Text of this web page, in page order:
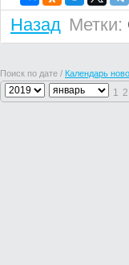
Назад Метки:
Поиск по дате / Календарь
1 2